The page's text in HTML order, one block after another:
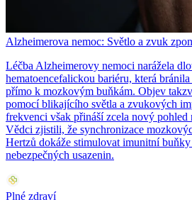
Alzheimerova nemoc: Světlo a zvuk
Léčba Alzheimerovy nemoci narážela
hematoencefalickou bariéru, která
přímo k mozkovým buňkám. Objev
pomocí blikajícího světla a zvukových
frekvenci však přináší zcela nový pohled
Vědci zjistili, že synchronizace
Hertzů dokáže stimulovat imunitní
nebezpečných usazenin.
Plné zdraví